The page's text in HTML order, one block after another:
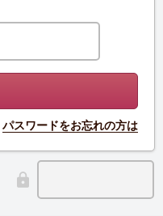
パスワードをお忘れの方は